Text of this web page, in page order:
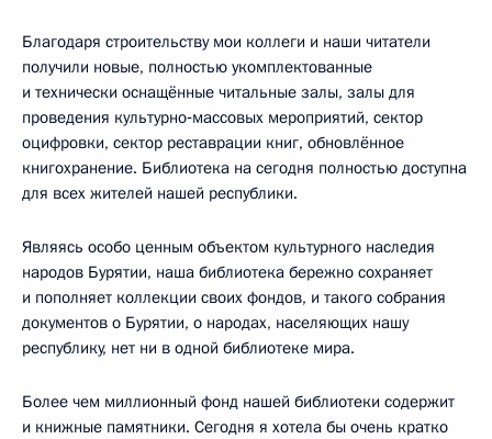
Благодаря строительству мои коллеги и наши читатели
получили новые, полностью укомплектованные
и технически оснащённые читальные залы, залы для
проведения культурно‑массовых мероприятий, сектор
оцифровки, сектор реставрации книг, обновлённое
книгохранение. Библиотека на сегодня полностью доступна
для всех жителей нашей республики.
Являясь особо ценным объектом культурного наследия
народов Бурятии, наша библиотека бережно сохраняет
и пополняет коллекции своих фондов, и такого собрания
документов о Бурятии, о народах, населяющих нашу
республику, нет ни в одной библиотеке мира.
Более чем миллионный фонд нашей библиотеки содержит
и книжные памятники. Сегодня я хотела бы очень кратко